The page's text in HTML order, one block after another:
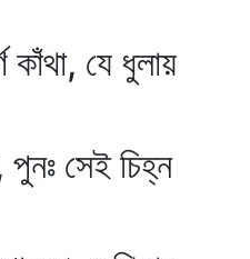
কাঁথা, যে ধুলায়
সেই চিহ্ন